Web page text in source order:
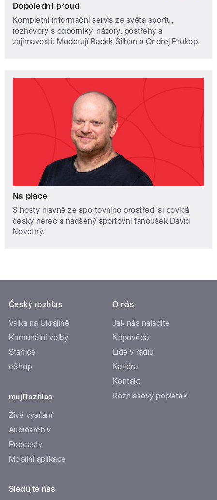
Dopolední proud
Kompletní informační servis ze světa sportu,
rozhovory s odborníky, názory, postřehy a
zajímavosti. Moderují Radek Šilhan a Ondřej Prokop.
Na place
S hosty hlavně ze sportovního prostředí si povídá
český herec a nadšený sportovní fanoušek David
Novotný.
Český rozhlas
Válka na Ukrajině
Komunální volby
Stanice
eShop
mujRozhlas
Živé vysílání
Audioarchiv
Podcasty
Mobilní aplikace
O nás
Jak nás naladíte
Nápověda
Lidé v rádiu
Kariéra
Kontakt
Rozhlasový poplatek
Sledujte nás